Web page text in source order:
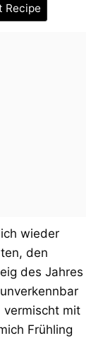
Recipe
wieder
den
des Jahres
vermischt mit
Frühling